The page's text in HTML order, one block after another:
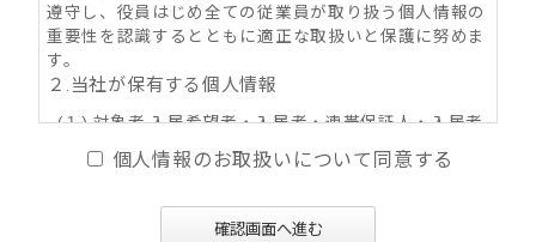
遵守し、役員はじめ全ての従業員が取り扱う個人情報の
重要性を認識するとともに適正な取扱いと保護に努めま
す。
２.当社が保有する個人情報
(１) 対象者 入居希望者・入居者・連帯保証人・入居者
家族・同居人・不動産の所有者その他権利者
(２) 取得情報内容 住所・氏名・性別・生年月日・年
アドレス）・自宅電話番号・個人Ｅ-mail アドレス
個人情報のお取扱いについて同意する
確認画面へ進む